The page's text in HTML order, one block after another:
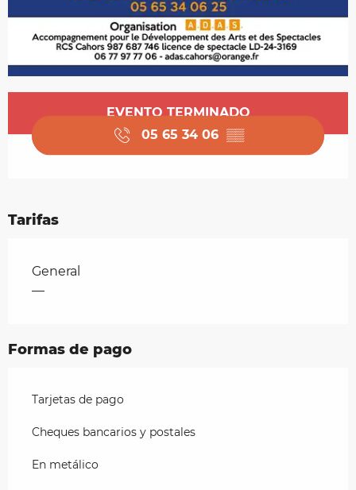
Horarios y datos de contacto
EVENTO TERMINADO
05 65 34 06 ▒▒
Tarifas
Tarifas 2026
General
—
Formas de pago
Tarjetas de pago
Cheques bancarios y postales
En metálico